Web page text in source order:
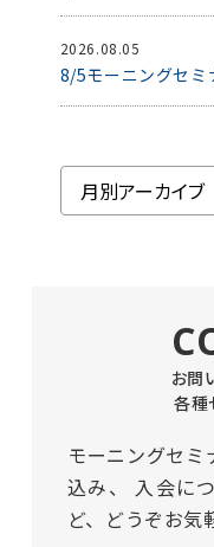
2026.08.05
8/5モーニングセミ
お問
各種
モーニングセミ
込み、
入会に
ど、どうぞお気